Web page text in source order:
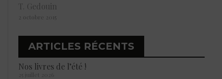
T. Gedouin
2 octobre 2015
ARTICLES RÉCENTS
Nos livres de l’été !
25 juillet 2026